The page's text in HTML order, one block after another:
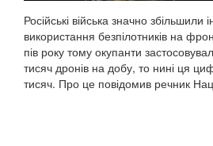
Російські війська значно збільшили
використання безпілотників на
пів року тому окупанти
тисяч дронів на добу, то нині ця
тисяч. Про це повідомив речник